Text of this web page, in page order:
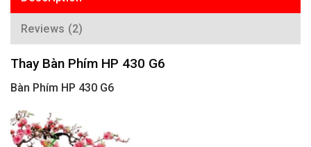
Reviews (2)
Thay Bàn Phím HP 430 G6
Bàn Phím HP 430 G6